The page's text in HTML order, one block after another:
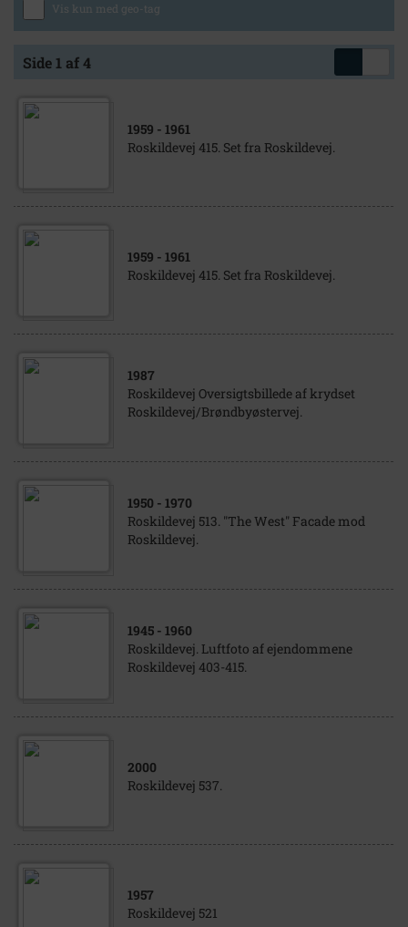
Vis kun med geo-tag
Side 1 af 4
1959 - 1961
Roskildevej 415. Set fra Roskildevej.
1959 - 1961
Roskildevej 415. Set fra Roskildevej.
1987
Roskildevej Oversigtsbillede af krydset
Roskildevej/Brøndbyøstervej.
1950 - 1970
Roskildevej 513. "The West" Facade mod
Roskildevej.
1945 - 1960
Roskildevej. Luftfoto af ejendommene
Roskildevej 403-415.
2000
Roskildevej 537.
1957
Roskildevej 521